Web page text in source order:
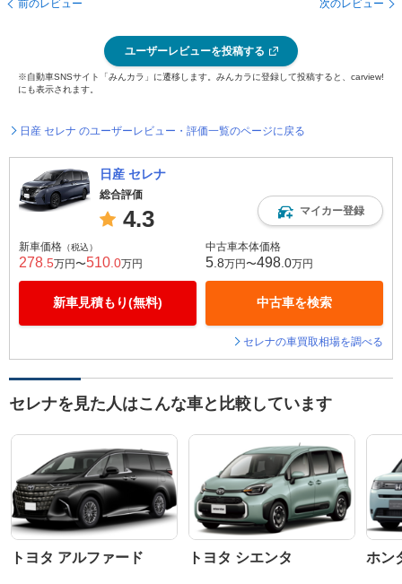
前のレビュー 次のレビュー
ユーザーレビューを投稿する
※自動車SNSサイト「みんカラ」に遷移します。みんカラに登録して投稿すると、carview!
にも表示されます。
日産 セレナ のユーザーレビュー・評価一覧のページに戻る
日産 セレナ
総合評価
4.3 マイカー登録
新車価格 （税込）
278 .5万円〜510 .0万円
新車見積もり(無料)
中古車本体価格
5 .8万円〜498 .0万円
中古車を検索
セレナの車買取相場を調べる
セレナを見た人はこんな車と比較しています
トヨタ アルファード トヨタ シエンタ ホン